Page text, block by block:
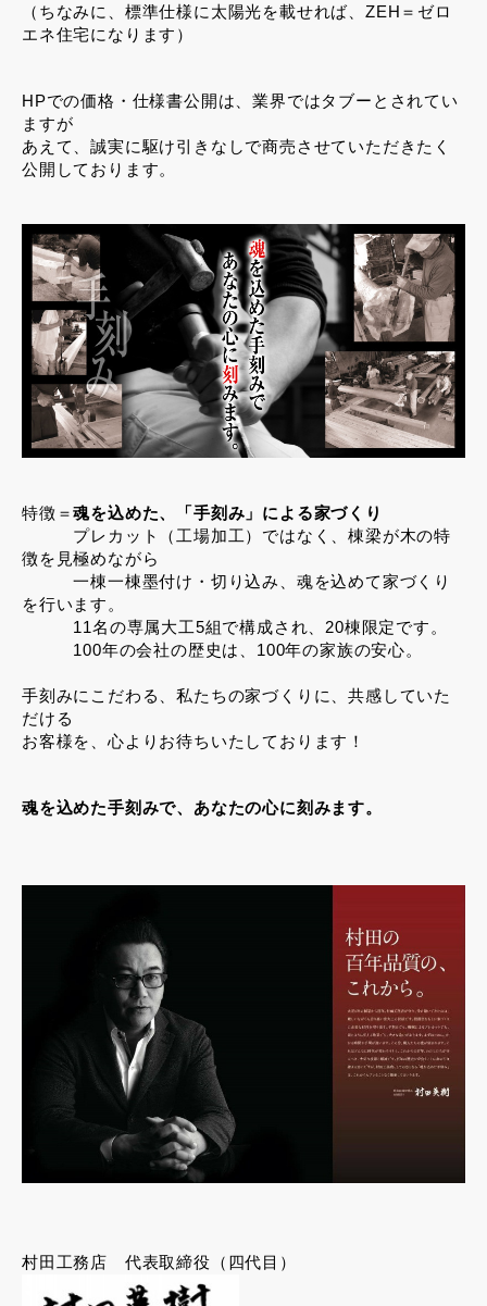
（ちなみに、標準仕様に太陽光を載せれば、ZEH＝ゼロ
エネ住宅になります）
HPでの価格・仕様書公開は、業界ではタブーとされてい
ますが
あえて、誠実に駆け引きなしで商売させていただきたく
公開しております。
特徴＝魂を込めた、「手刻み」による家づくり
プレカット（工場加工）ではなく、棟梁が木の特
徴を見極めながら
一棟一棟墨付け・切り込み、魂を込めて家づくり
を行います。
11名の専属大工5組で構成され、20棟限定です。
100年の会社の歴史は、100年の家族の安心。
手刻みにこだわる、私たちの家づくりに、共感していた
だける
お客様を、心よりお待ちいたしております！
魂を込めた手刻みで、あなたの心に刻 みます。
村田工務店 代表取締役（四代目）